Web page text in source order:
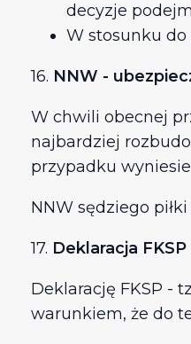
decyzje
W stosunku do
16. NNW -
W chwili obecnej
najbardziej
przypadku wyniesie
NNW sędziego
17. Deklaracja FKSP
Deklarację FKSP -
warunkiem, że do